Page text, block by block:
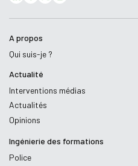
A propos
Qui suis-je ?
Actualité
Interventions médias
Actualités
Opinions
Ingénierie des formations
Police